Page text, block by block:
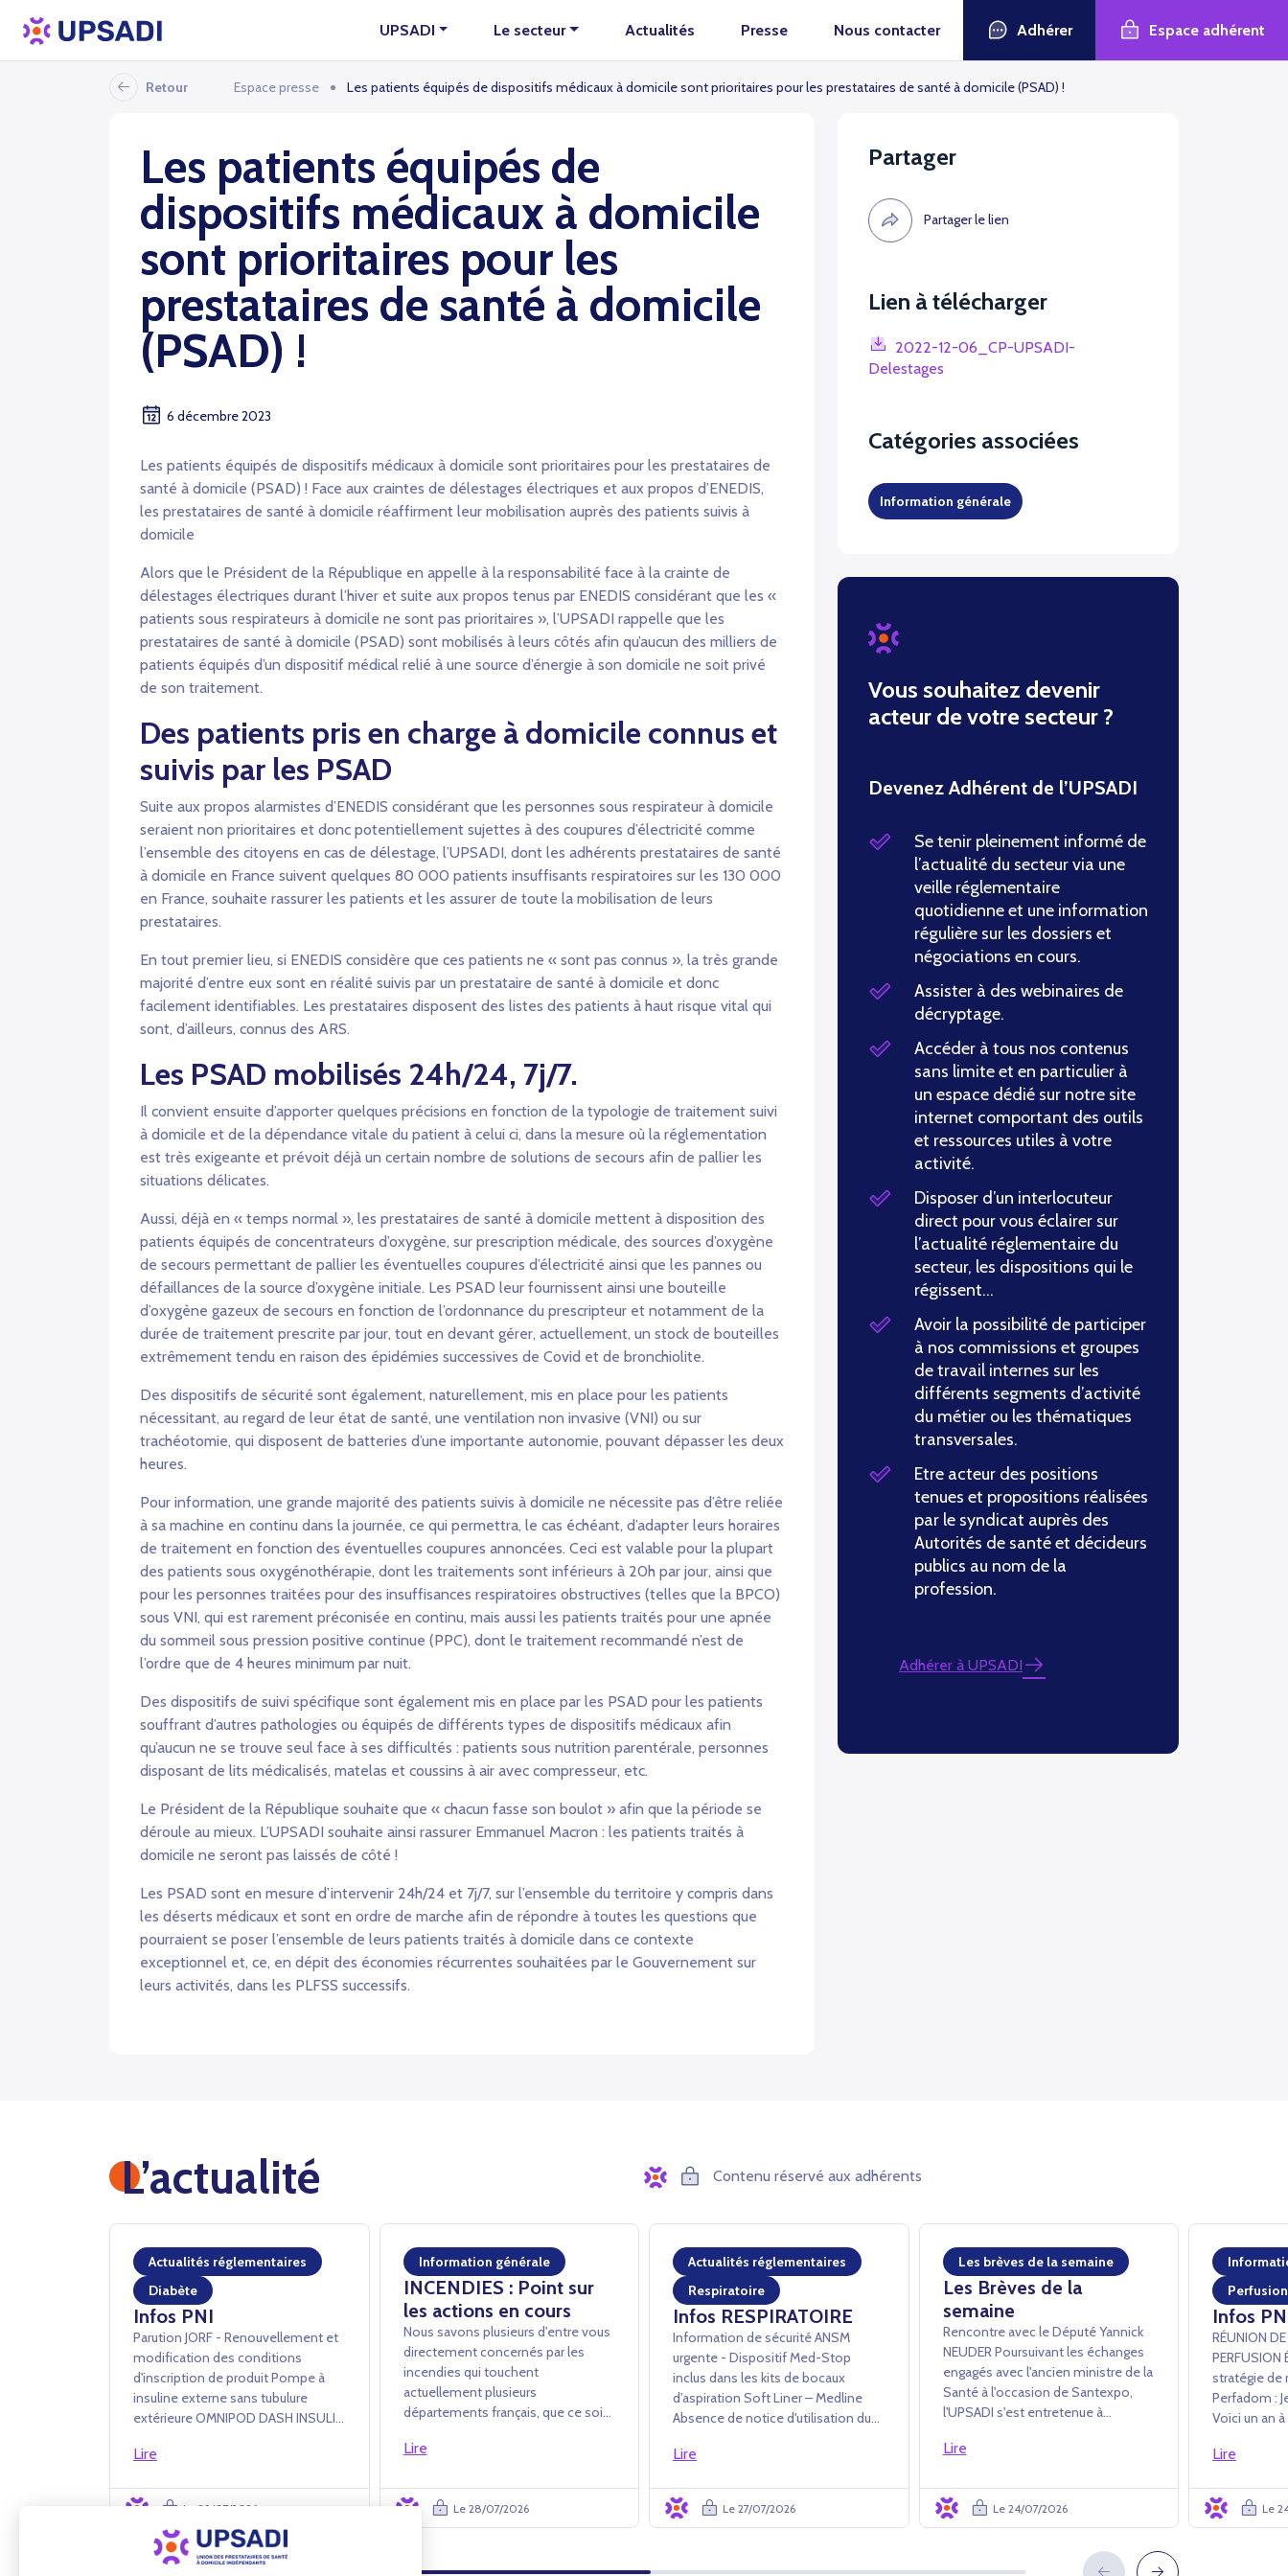
UPSADI Le secteur Actualités Presse Nous contacter Adhérer Espace adhérent
Retour Espace presse Les patients équipés de dispositifs médicaux à domicile sont prioritaires pour les prestataires de santé à domicile (PSAD) !
Les patients équipés de
dispositifs médicaux à domicile
sont prioritaires pour les
prestataires de santé à domicile
(PSAD) !
6 décembre 2023
Les patients équipés de dispositifs médicaux à domicile sont prioritaires pour les prestataires de
santé à domicile (PSAD) ! Face aux craintes de délestages électriques et aux propos d’ENEDIS,
les prestataires de santé à domicile réaffirment leur mobilisation auprès des patients suivis à
domicile
Alors que le Président de la République en appelle à la responsabilité face à la crainte de
délestages électriques durant l’hiver et suite aux propos tenus par ENEDIS considérant que les «
patients sous respirateurs à domicile ne sont pas prioritaires », l’UPSADI rappelle que les
prestataires de santé à domicile (PSAD) sont mobilisés à leurs côtés afin qu’aucun des milliers de
patients équipés d’un dispositif médical relié à une source d’énergie à son domicile ne soit privé
de son traitement.
Des patients pris en charge à domicile connus et
suivis par les PSAD
Suite aux propos alarmistes d’ENEDIS considérant que les personnes sous respirateur à domicile
seraient non prioritaires et donc potentiellement sujettes à des coupures d’électricité comme
l’ensemble des citoyens en cas de délestage, l’UPSADI, dont les adhérents prestataires de santé
à domicile en France suivent quelques 80 000 patients insuffisants respiratoires sur les 130 000
en France, souhaite rassurer les patients et les assurer de toute la mobilisation de leurs
prestataires.
En tout premier lieu, si ENEDIS considère que ces patients ne « sont pas connus », la très grande
majorité d’entre eux sont en réalité suivis par un prestataire de santé à domicile et donc
facilement identifiables. Les prestataires disposent des listes des patients à haut risque vital qui
sont, d’ailleurs, connus des ARS.
Les PSAD mobilisés 24h/24, 7j/7.
Il convient ensuite d’apporter quelques précisions en fonction de la typologie de traitement suivi
à domicile et de la dépendance vitale du patient à celui ci, dans la mesure où la réglementation
est très exigeante et prévoit déjà un certain nombre de solutions de secours afin de pallier les
situations délicates.
Aussi, déjà en « temps normal », les prestataires de santé à domicile mettent à disposition des
patients équipés de concentrateurs d’oxygène, sur prescription médicale, des sources d’oxygène
de secours permettant de pallier les éventuelles coupures d’électricité ainsi que les pannes ou
défaillances de la source d’oxygène initiale. Les PSAD leur fournissent ainsi une bouteille
d’oxygène gazeux de secours en fonction de l’ordonnance du prescripteur et notamment de la
durée de traitement prescrite par jour, tout en devant gérer, actuellement, un stock de bouteilles
extrêmement tendu en raison des épidémies successives de Covid et de bronchiolite.
Des dispositifs de sécurité sont également, naturellement, mis en place pour les patients
nécessitant, au regard de leur état de santé, une ventilation non invasive (VNI) ou sur
trachéotomie, qui disposent de batteries d’une importante autonomie, pouvant dépasser les deux
heures.
Pour information, une grande majorité des patients suivis à domicile ne nécessite pas d’être reliée
à sa machine en continu dans la journée, ce qui permettra, le cas échéant, d’adapter leurs horaires
de traitement en fonction des éventuelles coupures annoncées. Ceci est valable pour la plupart
des patients sous oxygénothérapie, dont les traitements sont inférieurs à 20h par jour, ainsi que
pour les personnes traitées pour des insuffisances respiratoires obstructives (telles que la BPCO)
sous VNI, qui est rarement préconisée en continu, mais aussi les patients traités pour une apnée
du sommeil sous pression positive continue (PPC), dont le traitement recommandé n’est de
l’ordre que de 4 heures minimum par nuit.
Des dispositifs de suivi spécifique sont également mis en place par les PSAD pour les patients
souffrant d’autres pathologies ou équipés de différents types de dispositifs médicaux afin
qu’aucun ne se trouve seul face à ses difficultés : patients sous nutrition parentérale, personnes
disposant de lits médicalisés, matelas et coussins à air avec compresseur, etc.
Le Président de la République souhaite que « chacun fasse son boulot » afin que la période se
déroule au mieux. L’UPSADI souhaite ainsi rassurer Emmanuel Macron : les patients traités à
domicile ne seront pas laissés de côté !
Les PSAD sont en mesure d’intervenir 24h/24 et 7j/7, sur l’ensemble du territoire y compris dans
les déserts médicaux et sont en ordre de marche afin de répondre à toutes les questions que
pourraient se poser l’ensemble de leurs patients traités à domicile dans ce contexte
exceptionnel et, ce, en dépit des économies récurrentes souhaitées par le Gouvernement sur
leurs activités, dans les PLFSS successifs.
Partager
Partager le lien
Lien à télécharger
2022-12-06_CP-UPSADI-
Delestages
Catégories associées
Information générale
Vous souhaitez devenir
acteur de votre secteur ?
Devenez Adhérent de l’UPSADI
Se tenir pleinement informé de
l’actualité du secteur via une
veille réglementaire
quotidienne et une information
régulière sur les dossiers et
négociations en cours.
Assister à des webinaires de
décryptage.
Accéder à tous nos contenus
sans limite et en particulier à
un espace dédié sur notre site
internet comportant des outils
et ressources utiles à votre
activité.
Disposer d’un interlocuteur
direct pour vous éclairer sur
l’actualité réglementaire du
secteur, les dispositions qui le
régissent…
Avoir la possibilité de participer
à nos commissions et groupes
de travail internes sur les
différents segments d’activité
du métier ou les thématiques
transversales.
Etre acteur des positions
tenues et propositions réalisées
par le syndicat auprès des
Autorités de santé et décideurs
publics au nom de la
profession.
Adhérer à UPSADI
L’actualité Contenu réservé aux adhérents
Actualités réglementaires
Diabète
Infos PNI
Parution JORF - Renouvellement et
modification des conditions
d'inscription de produit Pompe à
insuline externe sans tubulure
extérieure OMNIPOD DASH INSULIN
France SAS Arrêté du 24 juillet 2026
d'inscription et modification des
Lire
Le 29/07/2026
Information générale
INCENDIES : Point sur
les actions en cours
Nous savons plusieurs d'entre vous
directement concernés par les
incendies qui touchent
actuellement plusieurs
départements français, que ce soit
des conséquences opérationnelles
fermetures administratives,
difficultés d'accès au...
Lire
Le 28/07/2026
Actualités réglementaires
Respiratoire
Infos RESPIRATOIRE
Information de sécurité ANSM
urgente - Dispositif Med-Stop
inclus dans les kits de bocaux
d'aspiration Soft Liner – Medline
Absence de notice d'utilisation du
Soft Liner L’ANSM a été informée
de la mise en œuvre d'une acti...
Lire
Le 27/07/2026
Les brèves de la semaine
Les Brèves de la
semaine
Rencontre avec le Député Yannick
NEUDER ­Poursuivant les échanges
engagés avec l'ancien ministre de la
Santé à l'occasion de Santexpo,
l'UPSADI s'est entretenue à
Neuder afin de lui exposer plus en
système de santé. L'accent a été
mis...
Lire
Le 24/07/2026
Perfusion
Infos
RÉUNION
PERFUSION Échanges sur la
stratégie de
Perfadom :
Voici un an
Perfadom. La Commission
plusieurs
Lire
Le
Toutes l'actualité